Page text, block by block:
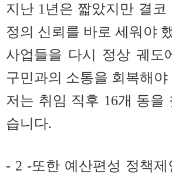
지난 1년은 짧았지만 결
정의 신뢰를 바로 세워야
사업들을 다시 정상 궤도
구민과의 소통을 회복해야
저는 취임 직후 16개 동
습니다.
- 2 -또한 예산편성 정책